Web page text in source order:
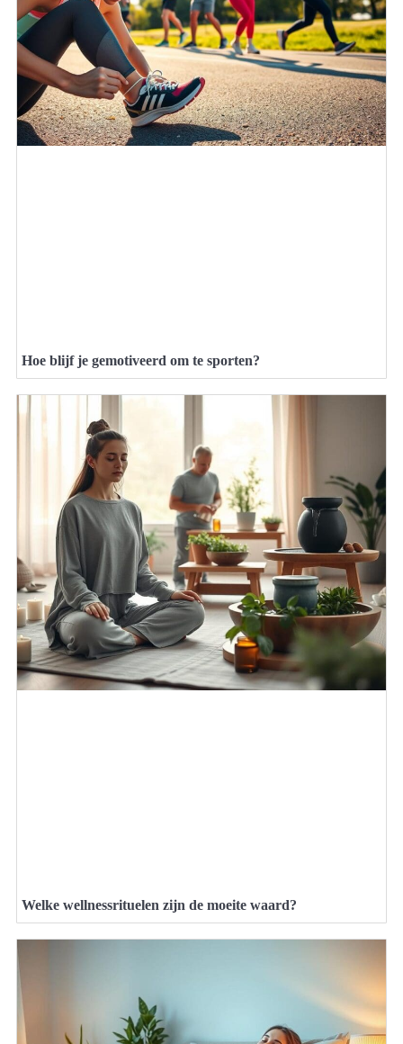
Hoe blijf je gemotiveerd om te sporten?
Welke wellnessrituelen zijn de moeite waard?